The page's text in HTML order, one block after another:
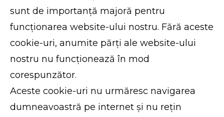
sunt de importanță majoră pentru
funcționarea website-ului nostru. Fără aceste
cookie-uri, anumite părți ale website-ului
nostru nu funcționează în mod
corespunzător.
Aceste cookie-uri nu urmăresc navigarea
dumneavoastră pe internet și nu rețin